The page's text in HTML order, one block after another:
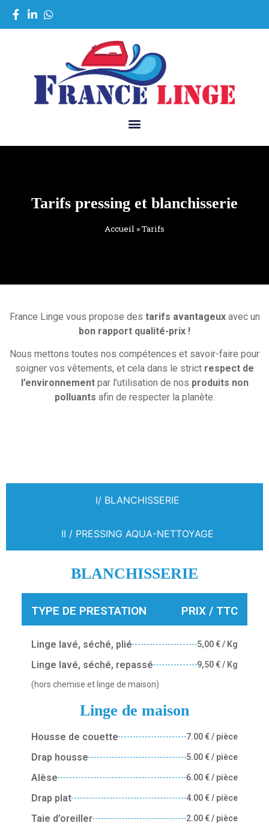
Tarifs pressing et blanchisserie
Accueil »Tarifs
France Linge vous propose des tarifs avantageuxavec un
bon rapport qualité-prix !
Nous mettons toutes nos compétences et savoir-faire pour
soigner vos vêtements, et cela dans le strict respect de
l’environnementpar l’utilisation de nos produits non
polluants afin de respecter la planète.
I/ BLANCHISSERIE
II / PRESSING AQUA-NETTOYAGE
BLANCHISSERIE
TYPE DE PRESTATION PRIX / TTC
Linge lavé, séché, plié 5,00 € / Kg
Linge lavé, séché, repassé 9,50 € / Kg
(hors chemise et linge de maison)
Linge de maison
Housse de couette 7.00 € / pièce
Drap housse 5.00 € / pièce
Alèse 6.00 € / pièce
Drap plat 4.00 € / pièce
Taie d’oreiller 2.00 € / pièce